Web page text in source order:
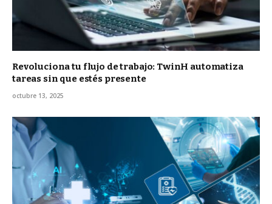
Revoluciona tu flujo de trabajo: TwinH automatiza
tareas sin que estés presente
octubre 13, 2025